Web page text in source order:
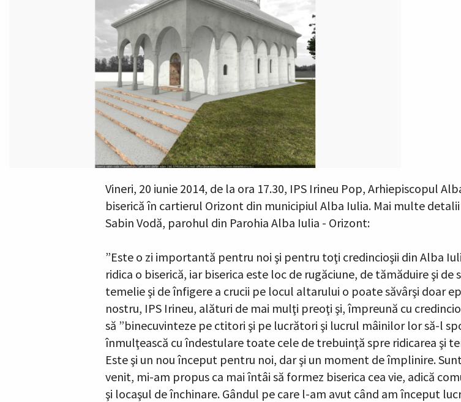
Vineri, 20 iunie 2014, de la ora 17.30, IPS Irineu Pop, Arhiepiscopul
biserică în cartierul Orizont din municipiul Alba Iulia. Mai multe
Sabin Vodă, parohul din Parohia Alba Iulia - Orizont:
”Este o zi importantă pentru noi şi pentru toţi credincioşii din Alba
ridica o biserică, iar biserica este loc de rugăciune, de tămăduire şi
temelie şi de înfigere a crucii pe locul altarului o poate săvârşi doar
nostru, IPS Irineu, alături de mai mulţi preoţi şi, împreună cu
să ”binecuvinteze pe ctitori şi pe lucrători şi lucrul mâinilor lor să-l
înmulţească cu îndestulare toate cele de trebuinţă spre ridicarea şi
Este şi un nou început pentru noi, dar şi un moment de împlinire.
venit, mi-am propus ca mai întâi să formez biserica cea vie, adică
şi locaşul de închinare. Gândul pe care l-am avut când am început